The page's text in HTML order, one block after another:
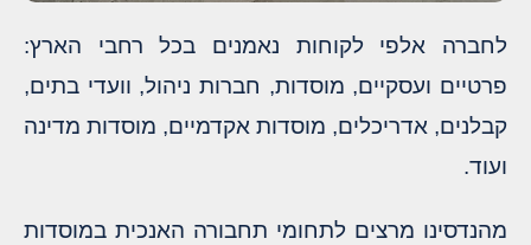
לחברה אלפי לקוחות נאמנים בכל רחבי הארץ:
פרטיים ועסקיים, מוסדות, חברות ניהול, וועדי בתים,
קבלנים, אדריכלים, מוסדות אקדמיים, מוסדות מדינה
ועוד.
מהנדסינו מרצים לתחומי תחבורה האנכית במוסדות